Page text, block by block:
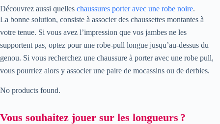
Découvrez aussi quelles chaussures porter avec une robe noire.
La bonne solution, consiste à associer des chaussettes montantes à
votre tenue. Si vous avez l’impression que vos jambes ne les
supportent pas, optez pour une robe-pull longue jusqu’au-dessus du
genou. Si vous recherchez une chaussure à porter avec une robe pull,
vous pourriez alors y associer une paire de mocassins ou de derbies.
No products found.
Vous souhaitez jouer sur les longueurs ?